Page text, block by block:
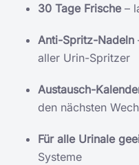
30 Tage Frische–
Anti-Spritz-Nadeln
aller Urin-Spritzer
Austausch-
den nächsten
Für alle Urinale
Systeme